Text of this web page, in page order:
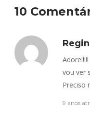
10
vou ver
Preciso
9 anos